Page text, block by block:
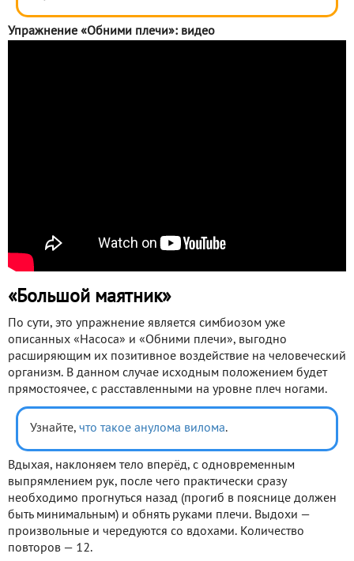
Упражнение «Обними плечи»: видео
«Большой маятник»
По сути, это упражнение является симбиозом уже
описанных «Насоса» и «Обними плечи», выгодно
расширяющим их позитивное воздействие на человеческий
организм. В данном случае исходным положением будет
прямостоячее, с расставленными на уровне плеч ногами.
Узнайте, что такое анулома вилома.
Вдыхая, наклоняем тело вперёд, с одновременным
выпрямлением рук, после чего практически сразу
необходимо прогнуться назад (прогиб в пояснице должен
быть минимальным) и обнять руками плечи. Выдохи —
произвольные и чередуются со вдохами. Количество
повторов — 12.